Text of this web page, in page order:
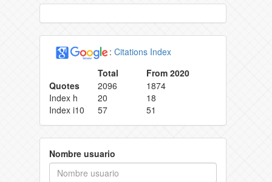
: Citations Index
Total
From 2020
Quotes
2096
1874
Index h
20
18
Index i10
57 51
Nombre usuario